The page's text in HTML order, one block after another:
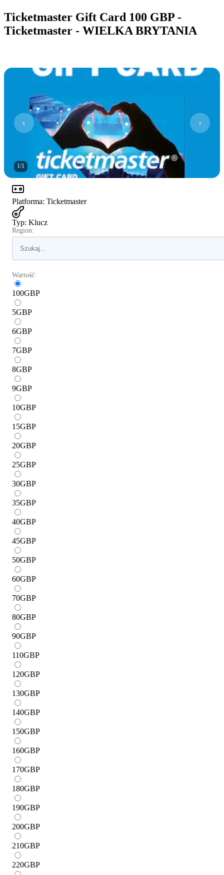
Ticketmaster Gift Card 100 GBP -
Ticketmaster - WIELKA BRYTANIA
1/1
Platforma: Ticketmaster
Typ: Klucz
Region:
Wartość:
100GBP
5GBP
6GBP
7GBP
8GBP
9GBP
10GBP
15GBP
20GBP
25GBP
30GBP
35GBP
40GBP
45GBP
50GBP
60GBP
70GBP
80GBP
90GBP
110GBP
120GBP
130GBP
140GBP
150GBP
160GBP
170GBP
180GBP
190GBP
200GBP
210GBP
220GBP